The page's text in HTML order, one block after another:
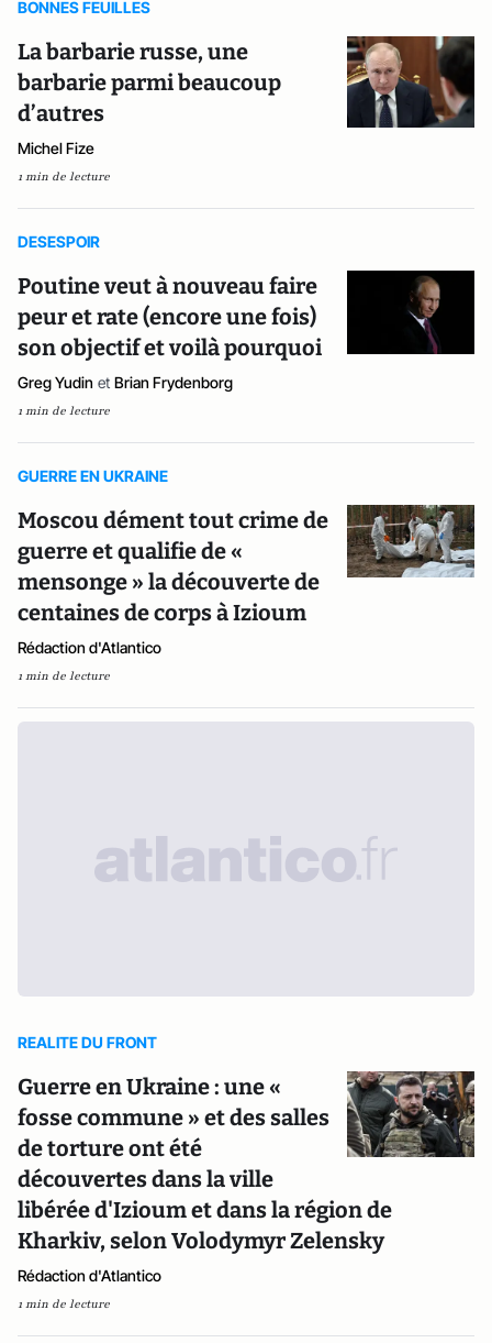
BONNES FEUILLES
La barbarie russe, une
barbarie parmi beaucoup
d’autres
Michel Fize
1 min de lecture
DESESPOIR
Poutine veut à nouveau faire
peur et rate (encore une fois)
son objectif et voilà pourquoi
Greg Yudin et Brian Frydenborg
1 min de lecture
GUERRE EN UKRAINE
Moscou dément tout crime de
guerre et qualifie de «
mensonge » la découverte de
centaines de corps à Izioum
Rédaction d'Atlantico
1 min de lecture
REALITE DU FRONT
Guerre en Ukraine : une «
fosse commune » et des salles
de torture ont été
découvertes dans la ville
libérée d'Izioum et dans la région de
Kharkiv, selon Volodymyr Zelensky
Rédaction d'Atlantico
1 min de lecture